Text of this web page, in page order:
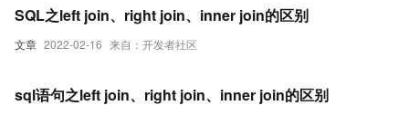
文章 2022-02-16 来自：开发者社区
SQL之left join、right join、inner join的区别
sql语句之left join、right join、inner join的区别